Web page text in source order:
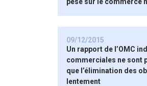
09/12/2015
Un rapport de l’OMC
commerciales ne sont
que l’élimination des
lentement